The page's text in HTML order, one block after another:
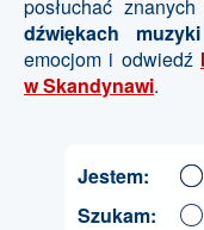
posłuchać
dźwiękach muzyki
emocjom i odwiedź
w Skandynawi.
Jestem:
Szukam: